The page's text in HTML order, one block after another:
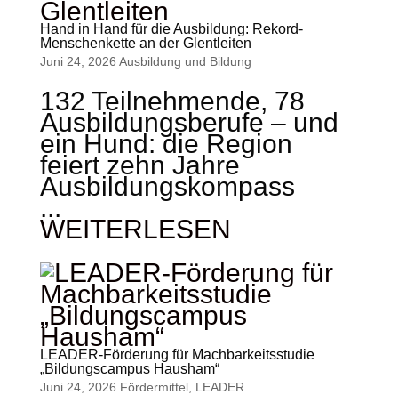
Hand in Hand für die Ausbildung: Rekord-
Menschenkette an der Glentleiten
Juni 24, 2026 Ausbildung und Bildung
132 Teilnehmende, 78
Ausbildungsberufe – und
ein Hund: die Region
feiert zehn Jahre
Ausbildungskompass
...
WEITERLESEN
LEADER-Förderung für Machbarkeitsstudie
„Bildungscampus Hausham“
Juni 24, 2026 Fördermittel, LEADER